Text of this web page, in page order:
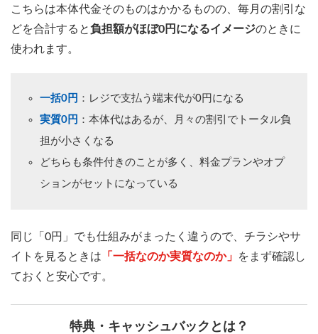
こちらは本体代金そのものはかかるものの、毎月の割引な
どを合計すると負担額がほぼ0円になるイメージのときに
使われます。
一括0円 ：レジで支払う端末代が0円になる
実質0円 ：本体代はあるが、月々の割引でトータル負
担が小さくなる
どちらも条件付きのことが多く、料金プランやオプ
ションがセットになっている
同じ「0円」でも仕組みがまったく違うので、チラシやサ
イトを見るときは 「一括なのか実質なのか」
をまず確認し
ておくと安心です。
特典・キャッシュバックとは？